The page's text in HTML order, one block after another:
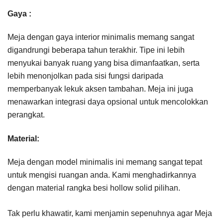
Gaya :
Meja dengan gaya interior minimalis memang sangat
digandrungi beberapa tahun terakhir. Tipe ini lebih
menyukai banyak ruang yang bisa dimanfaatkan, serta
lebih menonjolkan pada sisi fungsi daripada
memperbanyak lekuk aksen tambahan. Meja ini juga
menawarkan integrasi daya opsional untuk mencolokkan
perangkat.
Material:
Meja dengan model minimalis ini memang sangat tepat
untuk mengisi ruangan anda. Kami menghadirkannya
dengan material rangka besi hollow solid pilihan.
Tak perlu khawatir, kami menjamin sepenuhnya agar Meja